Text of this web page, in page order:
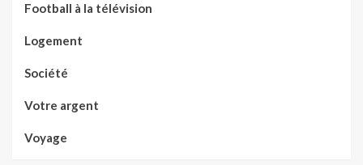
Football à la télévision
Logement
Société
Votre argent
Voyage